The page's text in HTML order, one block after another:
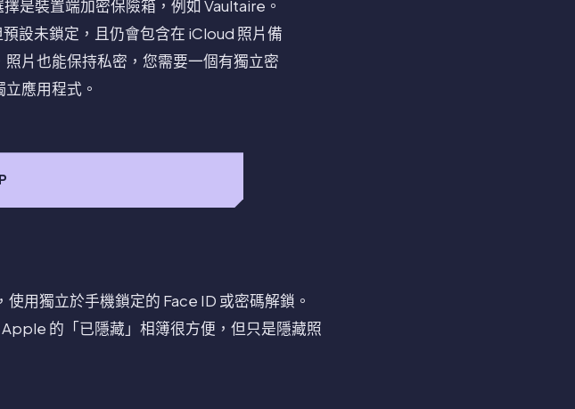
是裝置端加密保險箱，例如 Vaultaire。
設未鎖定，且仍會包含在 iCloud 照片備
片也能保持私密，您需要一個有獨立密
應用程式。
用獨立於手機鎖定的 Face ID 或密碼解鎖。
的「已隱藏」相簿很方便，但只是隱藏照